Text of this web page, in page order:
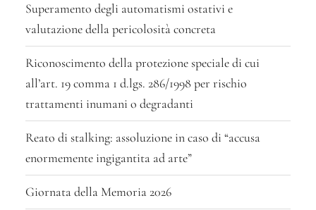
Superamento degli automatismi ostativi e
valutazione della pericolosità concreta
Riconoscimento della protezione speciale di cui
all’art. 19 comma 1 d.lgs. 286/1998 per rischio
trattamenti inumani o degradanti
Reato di stalking: assoluzione in caso di “accusa
enormemente ingigantita ad arte”
Giornata della Memoria 2026